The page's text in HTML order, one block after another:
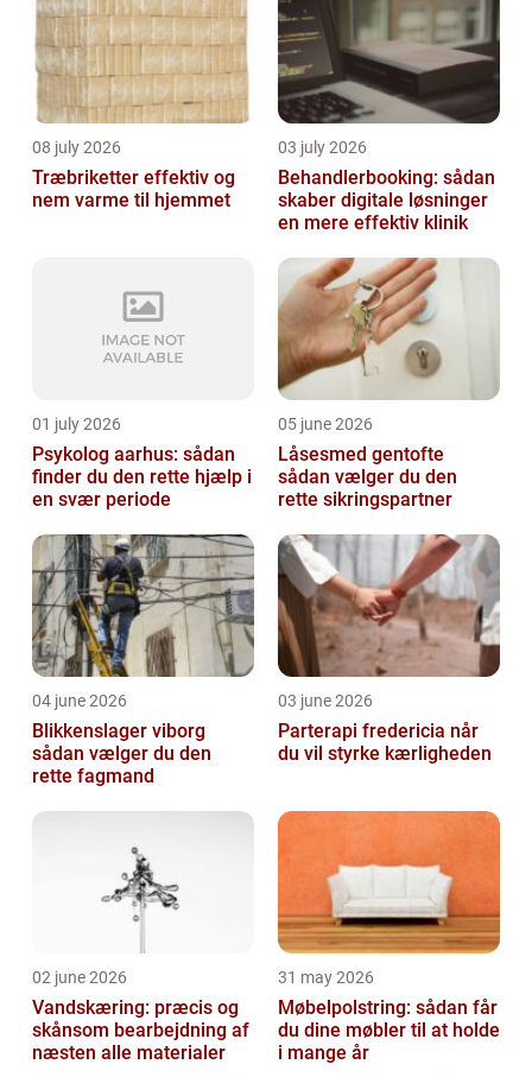
08 july 2026
Træbriketter effektiv og
nem varme til hjemmet
03 july 2026
Behandlerbooking: sådan
skaber digitale løsninger
en mere effektiv klinik
01 july 2026
Psykolog aarhus: sådan
finder du den rette hjælp i
en svær periode
05 june 2026
Låsesmed gentofte
sådan vælger du den
rette sikringspartner
04 june 2026
Blikkenslager viborg
sådan vælger du den
rette fagmand
03 june 2026
Parterapi fredericia når
du vil styrke kærligheden
02 june 2026
Vandskæring: præcis og
skånsom bearbejdning af
næsten alle materialer
31 may 2026
Møbelpolstring: sådan får
du dine møbler til at holde
i mange år